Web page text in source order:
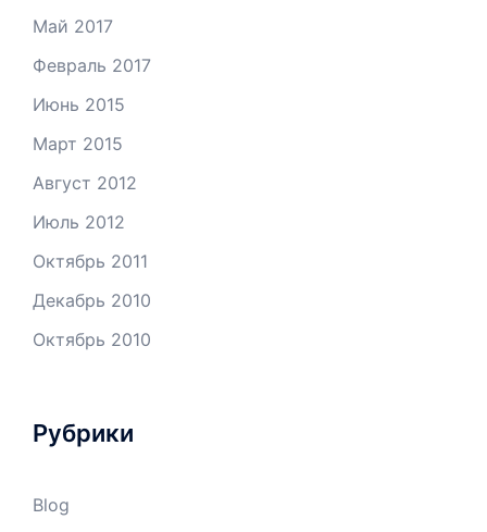
Май 2017
Февраль 2017
Июнь 2015
Март 2015
Август 2012
Июль 2012
Октябрь 2011
Декабрь 2010
Октябрь 2010
Рубрики
Blog